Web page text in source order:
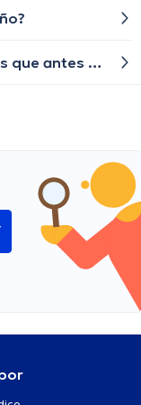
Por qué siento tanta debilidad muscular en mis brazos y piernas? Últimamente me cuesta trabajo hacer cosas que antes eran muy sencillas como levantar objetos o subir escaleras, y no sé por qué.